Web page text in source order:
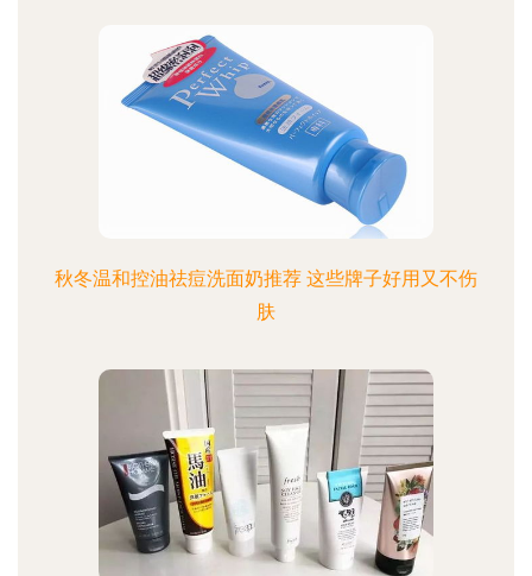
秋冬温和控油祛痘洗面奶推荐 这些牌子好用又不伤
肤